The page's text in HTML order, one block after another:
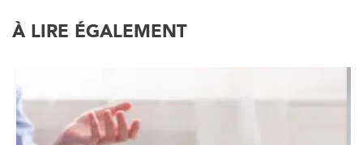
À LIRE ÉGALEMENT